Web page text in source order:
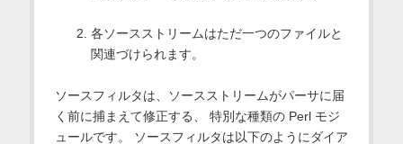
各ソースストリームはただ一つのファイルと
関連づけられます。
ソースフィルタは、ソースストリームがパーサに届
く前に捕まえて修正する、 特別な種類の Perl モジ
ュールです。 ソースフィルタは以下のようにダイア